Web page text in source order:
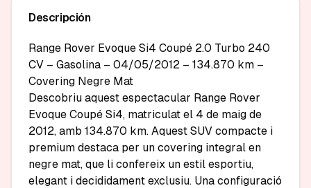
Descripción
Range Rover Evoque Si4 Coupé 2.0 Turbo 240
CV – Gasolina – 04/05/2012 – 134.870 km –
Covering Negre Mat
Descobriu aquest espectacular Range Rover
Evoque Coupé Si4, matriculat el 4 de maig de
2012, amb 134.870 km. Aquest SUV compacte i
premium destaca per un covering integral en
negre mat, que li confereix un estil esportiu,
elegant i decididament exclusiu. Una configuració